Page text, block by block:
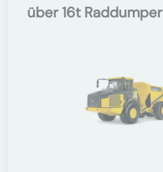
über 16t Raddumper